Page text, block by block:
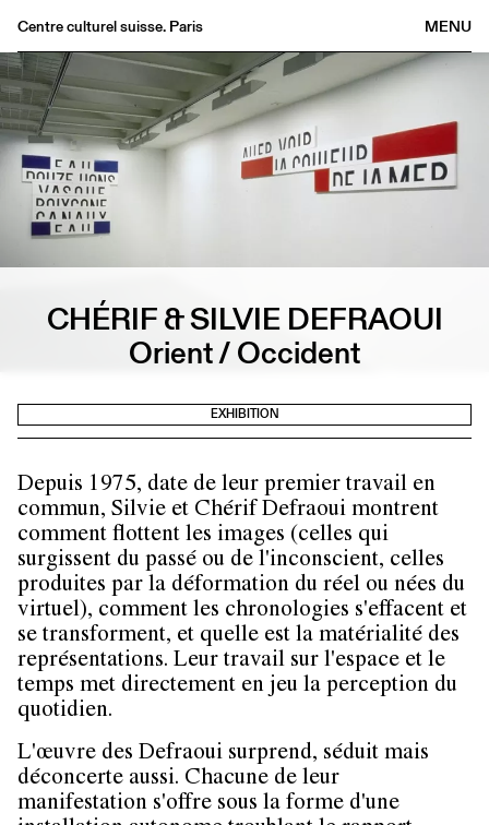
MENU
Centre culturel suisse. Paris
Agenda
Bookshop
Buvette
Archives
Medias
Publications
EN
CHÉRIF & SILVIE DEFRAOUI
Orient / Occident
EXHIBITION
Depuis 1975, date de leur premier travail en
commun, Silvie et Chérif Defraoui montrent
comment flottent les images (celles qui
surgissent du passé ou de l'inconscient, celles
produites par la déformation du réel ou nées du
virtuel), comment les chronologies s'effacent et
se transforment, et quelle est la matérialité des
représentations. Leur travail sur l'espace et le
temps met directement en jeu la perception du
quotidien.
L'œuvre des Defraoui surprend, séduit mais
déconcerte aussi. Chacune de leur
manifestation s'offre sous la forme d'une